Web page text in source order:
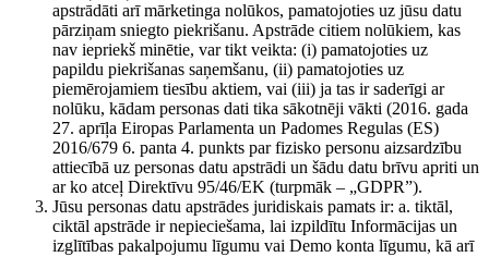
apstrādāti arī mārketinga nolūkos, pamatojoties uz jūsu datu
pārziņam sniegto piekrišanu. Apstrāde citiem nolūkiem, kas
nav iepriekš minētie, var tikt veikta: (i) pamatojoties uz
papildu piekrišanas saņemšanu, (ii) pamatojoties uz
piemērojamiem tiesību aktiem, vai (iii) ja tas ir saderīgi ar
nolūku, kādam personas dati tika sākotnēji vākti (2016. gada
27. aprīļa Eiropas Parlamenta un Padomes Regulas (ES)
2016/679 6. panta 4. punkts par fizisko personu aizsardzību
attiecībā uz personas datu apstrādi un šādu datu brīvu apriti un
ar ko atceļ Direktīvu 95/46/EK (turpmāk – „GDPR”).
Jūsu personas datu apstrādes juridiskais pamats ir: a. tiktāl,
ciktāl apstrāde ir nepieciešama, lai izpildītu Informācijas un
izglītības pakalpojumu līgumu vai Demo konta līgumu, kā arī